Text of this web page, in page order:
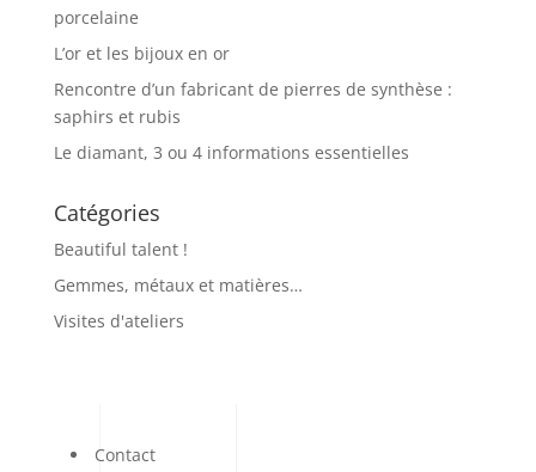
porcelaine
L’or et les bijoux en or
Rencontre d’un fabricant de pierres de synthèse :
saphirs et rubis
Le diamant, 3 ou 4 informations essentielles
Catégories
Beautiful talent !
Gemmes, métaux et matières…
Visites d'ateliers
Contact